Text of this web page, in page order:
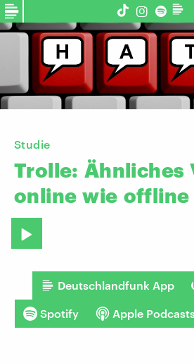
Studie
Trolle: Ähnliches
online wie offline
Deutschlandfunk App
Spotify Apple